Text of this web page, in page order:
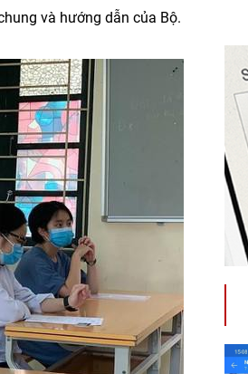
và hướng dẫn của Bộ.